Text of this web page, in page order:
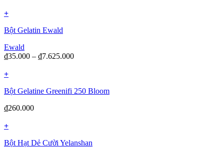
+
Bột Gelatin Ewald
Ewald
₫35.000 – ₫7.625.000
+
Bột Gelatine Greenifi 250 Bloom
₫260.000
+
Bột Hạt Dẻ Cười Yelanshan